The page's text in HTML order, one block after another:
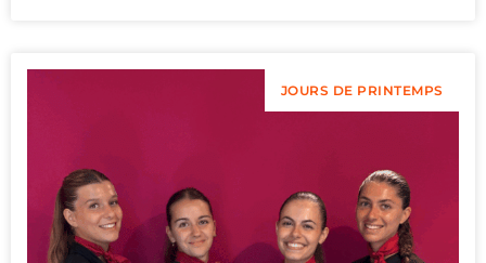
JOURS DE PRINTEMPS